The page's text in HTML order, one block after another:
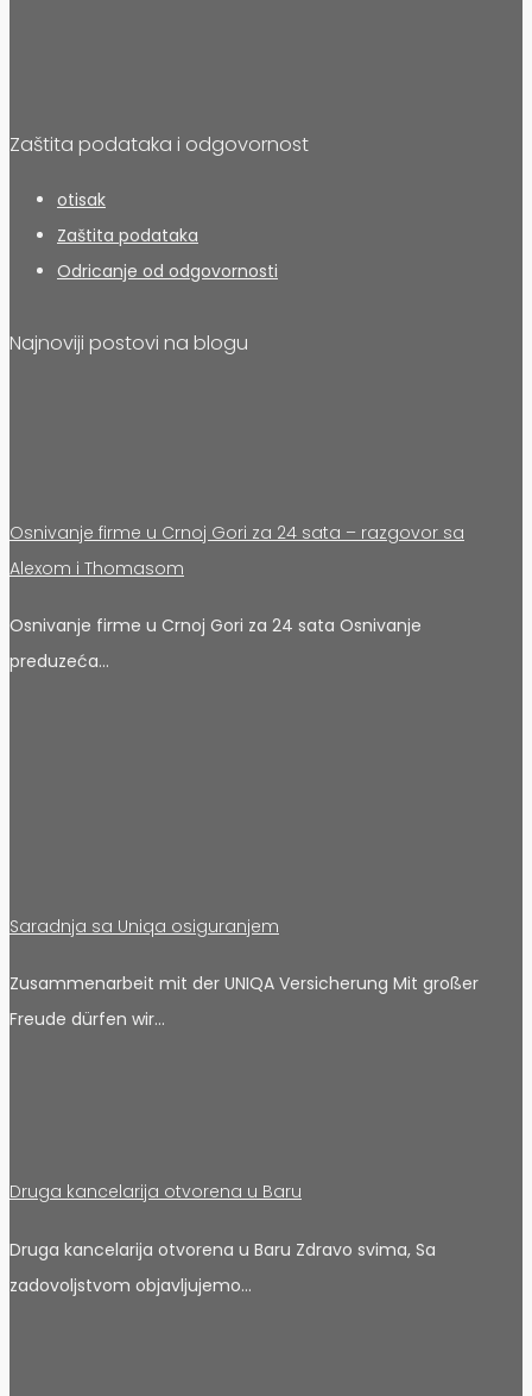
Zaštita podataka i odgovornost
otisak
Zaštita podataka
Odricanje od odgovornosti
Najnoviji postovi na blogu
Osnivanje firme u Crnoj Gori za 24 sata – razgovor sa
Alexom i Thomasom
Osnivanje firme u Crnoj Gori za 24 sata Osnivanje
preduzeća…
Saradnja sa Uniqa osiguranjem
Zusammenarbeit mit der UNIQA Versicherung Mit großer
Freude dürfen wir…
Druga kancelarija otvorena u Baru
Druga kancelarija otvorena u Baru Zdravo svima, Sa
zadovoljstvom objavljujemo…